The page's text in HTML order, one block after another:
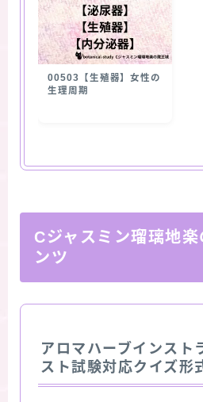
00503【生殖器】女性の
生理周期
Cジャスミン瑠璃地
ンツ
アロマハーブインスト
スト試験対応クイズ形